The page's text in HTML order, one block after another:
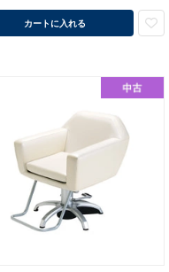
カートに入れる